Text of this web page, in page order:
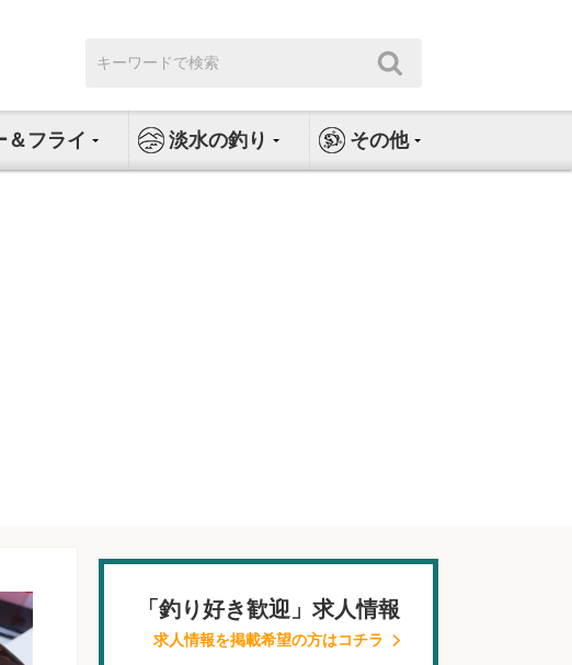
索:
＆フライ 淡水の釣り その他
「釣り好き歓迎」求人情報
求人情報を掲載希望の方はコチラ